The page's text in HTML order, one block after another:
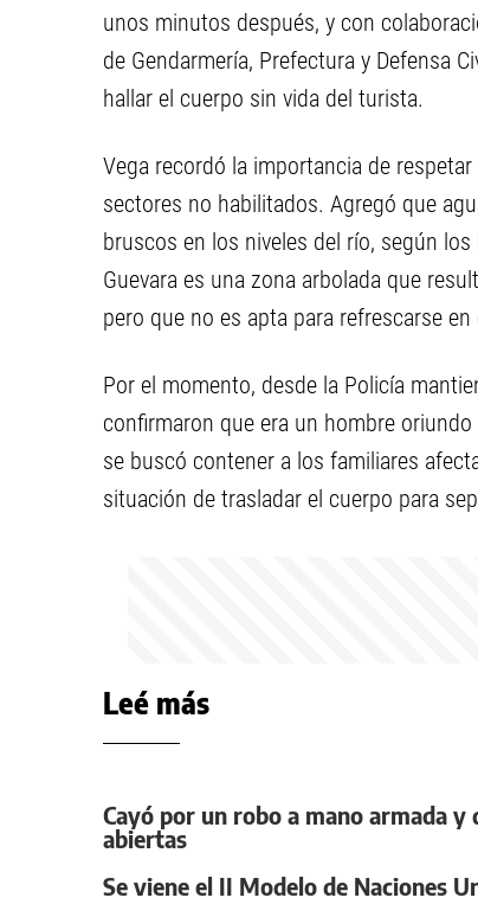
unos minutos después, y con
de Gendarmería, Prefectura y Defensa
hallar el cuerpo sin vida del turista.
Vega recordó la importancia de
sectores no habilitados. Agregó que
bruscos en los niveles del río, según
Guevara es una zona arbolada que
pero que no es apta para refrescarse en
Por el momento, desde la Policía
confirmaron que era un hombre
se buscó contener a los familiares
situación de trasladar el cuerpo para
Leé más
Cayó por un robo a mano armada
abiertas
Se viene el II Modelo de Naciones